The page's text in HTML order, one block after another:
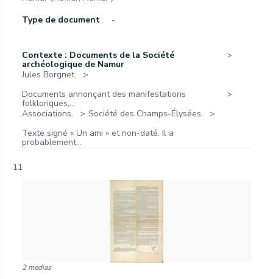
Type de document
-
Contexte : Documents de la Société
archéologique de Namur
Jules Borgnet.
Documents annonçant des manifestations
folkloriques,...
Associations.
Société des Champs-Élysées.
Texte signé « Un ami » et non-daté. Il a
probablement...
11
2 medias